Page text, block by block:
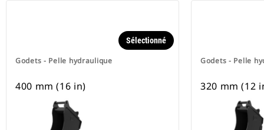
Godets - Pelle hydraulique
Sélectionné
400 mm (16 in)
Godets - Pelle
320 mm (12